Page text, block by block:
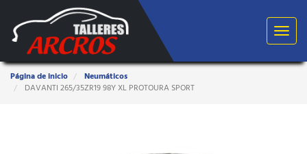
Toggle
Estas
aquí:
Página de inicio
Neumáticos
DAVANTI 265/35ZR19 98Y XL PROTOURA SPORT